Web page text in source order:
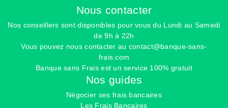
Nous contacter
Nos conseillers sont disponibles pour vous du Lundi au Samedi
de 9h à 22h
Vous pouvez nous contacter au contact@banque-sans-
frais.com
Banque sans Frais est un service 100% gratuit
Nos guides
Négocier ses frais bancaires
Les Frais Bancaires